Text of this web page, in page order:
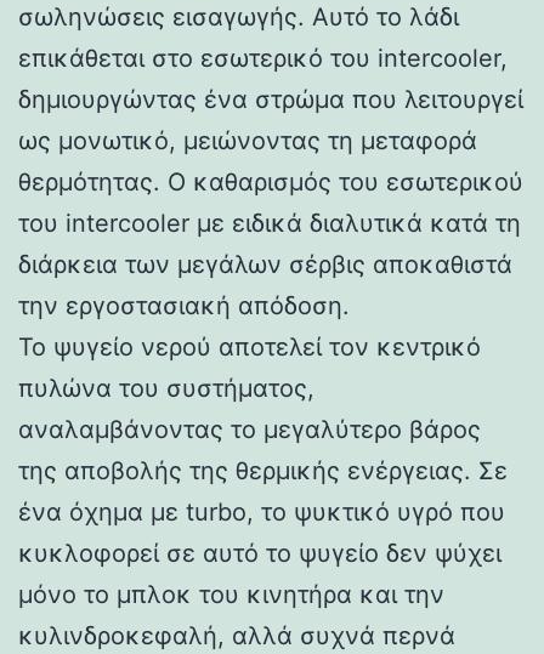
σωληνώσεις εισαγωγής. Αυτό το λάδι
επικάθεται στο εσωτερικό του intercooler,
δημιουργώντας ένα στρώμα που λειτουργεί
ως μονωτικό, μειώνοντας τη μεταφορά
θερμότητας. Ο καθαρισμός του εσωτερικού
του intercooler με ειδικά διαλυτικά κατά τη
διάρκεια των μεγάλων σέρβις αποκαθιστά
την εργοστασιακή απόδοση.
Το ψυγείο νερού αποτελεί τον κεντρικό
πυλώνα του συστήματος,
αναλαμβάνοντας το μεγαλύτερο βάρος
της αποβολής της θερμικής ενέργειας. Σε
ένα όχημα με turbo, το ψυκτικό υγρό που
κυκλοφορεί σε αυτό το ψυγείο δεν ψύχει
μόνο το μπλοκ του κινητήρα και την
κυλινδροκεφαλή, αλλά συχνά περνά